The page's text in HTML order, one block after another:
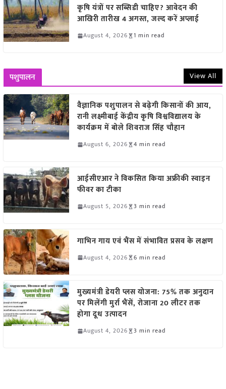
कृषि यंत्रों पर सब्सिडी चाहिए? आवेदन की
आखिरी तारीख 4 अगस्त, जल्द करें अप्लाई
August 4, 2026 1 min read
पशुपालन View All
वैज्ञानिक पशुपालन से बढ़ेगी किसानों की आय,
रानी लक्ष्मीबाई केंद्रीय कृषि विश्वविद्यालय के
कार्यक्रम में बोले शिवराज सिंह चौहान
August 6, 2026 4 min read
आईसीएआर ने विकसित किया अफ्रीकी स्वाइन
फीवर का टीका
August 5, 2026 3 min read
गाभिन गाय एवं भैंस में संभावित प्रसव के लक्षण
August 4, 2026 6 min read
मुख्यमंत्री डेयरी प्लस योजना: 75% तक अनुदान
पर मिलेंगी मुर्रा भैंसें, रोजाना 20 लीटर तक
होगा दूध उत्पादन
August 4, 2026 3 min read